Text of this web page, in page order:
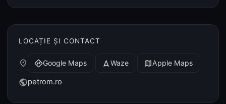
LOCAȚIE ȘI CONTACT
place directionsGoogle Maps navigation Waze mapApple Maps
publicpetrom.ro